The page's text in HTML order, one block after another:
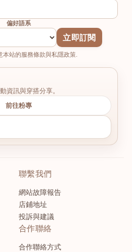
偏好語系
立即訂閱
本站的服務條款與私隱政策.
資訊與穿搭分享。
前往粉專
聯繫我們
網站故障報告
店鋪地址
投訴與建議
合作聯絡
合作聯絡方式